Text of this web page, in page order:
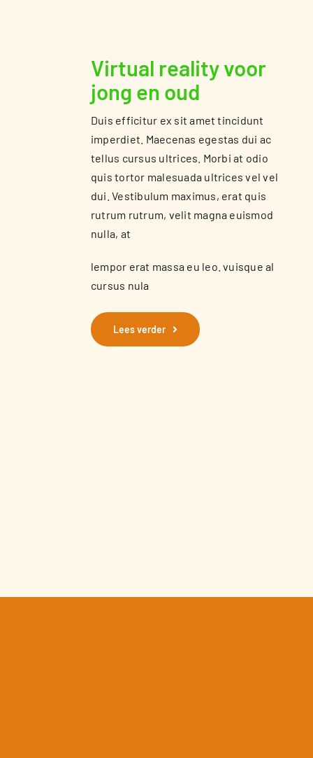
Virtual reality voor
jong en oud
Duis efficitur ex sit amet tincidunt
imperdiet. Maecenas egestas dui ac
tellus cursus ultrices. Morbi at odio
quis tortor malesuada ultrices vel vel
dui. Vestibulum maximus, erat quis
rutrum rutrum, velit magna euismod
nulla, at
lempor erat massa eu leo. vuisque al
cursus nula
Lees verder